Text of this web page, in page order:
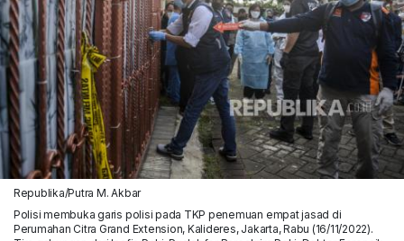
Republika/Putra M. Akbar
Polisi membuka garis polisi pada TKP penemuan empat jasad di
Perumahan Citra Grand Extension, Kalideres, Jakarta, Rabu (16/11/2022).